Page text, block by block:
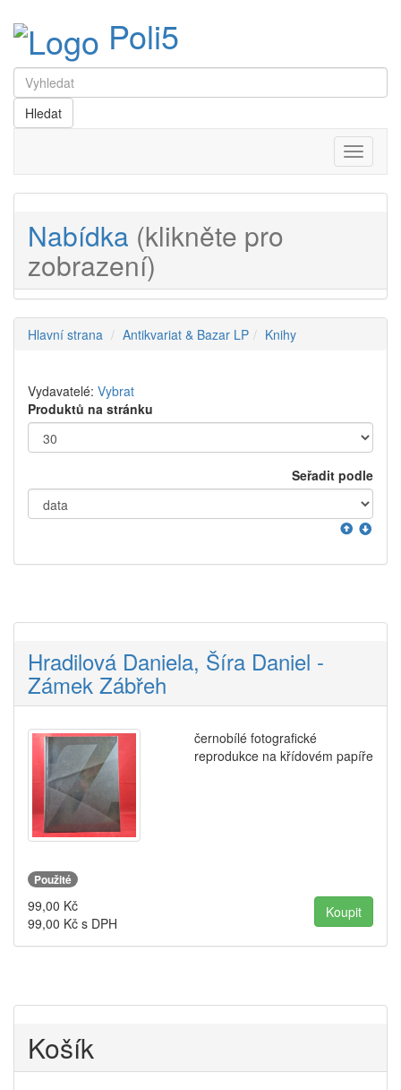
Poli5
Menu
Nabídka (klikněte pro
zobrazení)
Hlavní strana Antikvariat & Bazar LP Knihy
Vydavatelé: Vybrat
Produktů na stránku
Seřadit podle
Hradilová Daniela, Šíra Daniel -
Zámek Zábřeh
černobílé fotografické
reprodukce na křídovém papíře
Použité
99,00 Kč
99,00 Kč s DPH
Košík